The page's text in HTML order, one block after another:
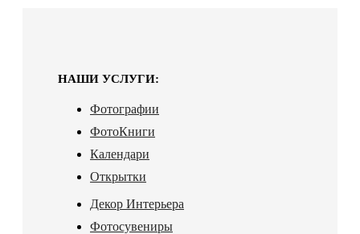
НАШИ УСЛУГИ:
Фотографии
ФотоКниги
Календари
Открытки
Декор Интерьера
Фотосувениры